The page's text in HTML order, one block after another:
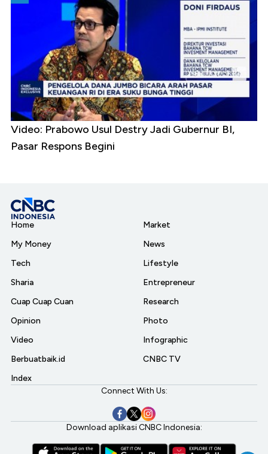
Video: Prabowo Usul Destry Jadi Gubernur BI,
Pasar Respons Begini
Home
My Money
Tech
Sharia
Cuap Cuap Cuan
Opinion
Video
Berbuatbaik.id
Index
Market
News
Lifestyle
Entrepreneur
Research
Photo
Infographic
CNBC TV
Connect With Us:
Download aplikasi CNBC Indonesia: